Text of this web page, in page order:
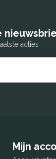
acties
Mijn